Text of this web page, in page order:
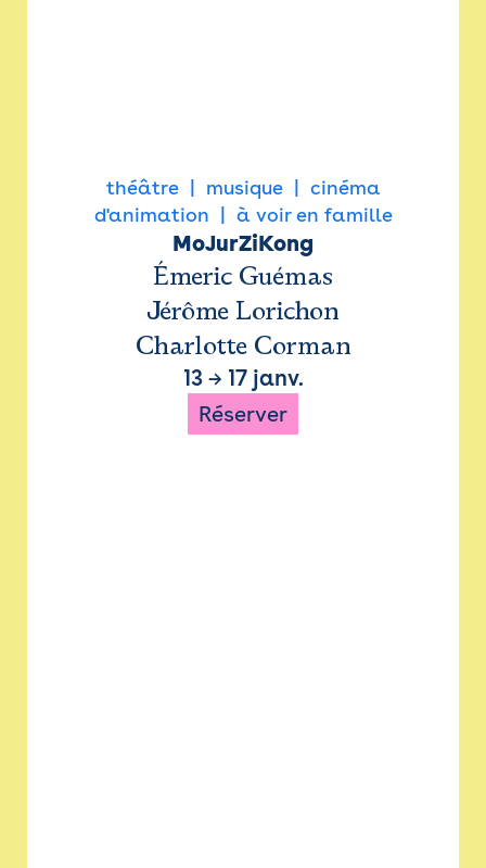
théâtre musique
cinéma
d'animation
à voir en famille
MoJurZiKong
Émeric Guémas
Jérôme Lorichon
Charlotte Corman
13→ 17 janv.
Réserver